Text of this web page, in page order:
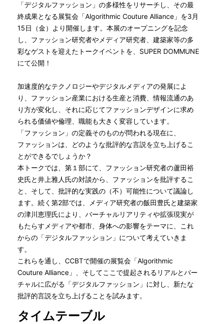
「デジタルファッション」の多様性をリサーチし、その最
終成果となる展覧会「Algorithmic Couture Alliance」を3月
15日（金）より開催します。本展のオープニングを記念
し、ファッション研究者やメディア研究者、建築家等の多
彩なゲストを迎えたトークイベントを、SUPER DOMMUNE
にて公開！
加速度的なテクノロジーやデジタルメディアの発展によ
り、ファッション産業における生産と消費、情報流通のあ
り方が変化し、それに応じてファッションデザインに求め
られる価値や倫理、職能も大きく変容しています。
「ファッション」の定義そのものが問われる現在に、
ファッションは、どのような批評的な言説を立ち上げるこ
とができるでしょうか？
本トークでは、第１部にて、ファッション研究者の蘆田裕
史氏と井上雅人氏の対談から、ファッションを批評するこ
と、そして、批評的な実践の（不）可能性について議論し
ます。続く第2部では、メディア研究者の飯田豊氏と建築家
の津川恵理氏により、バーチャルリアリティや拡張現実が
もたらすメディアや都市、身体への影響をテーマに、これ
からの「デジタルファッション」について考えていきま
す。
これらを通し、CCBTで開催の展覧会「Algorithmic
Couture Alliance」、そしてここで提起されるリアルとバー
チャルに広がる「デジタルファッション」に対し、新たな
批評的言説を立ち上げることを試みます。
タイムテーブル